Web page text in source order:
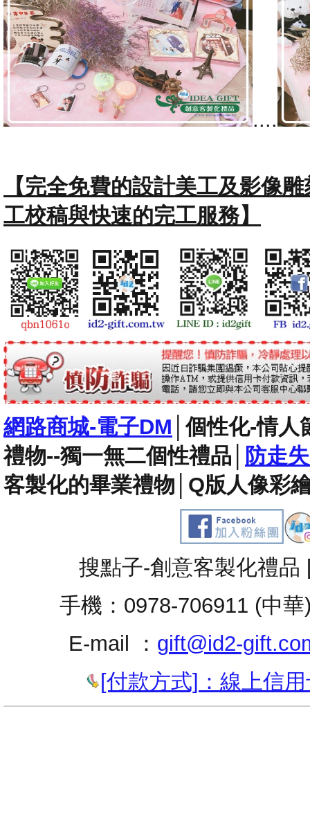
....
【完全免費的設計美工及影像
工校稿與快速的完工服務】
網路商城-電子DM │個性化-情人
禮物--獨一無二個性禮品
防走
客製化的畢業禮物 Q版人像彩
搜點子-創意客製化禮
手機：0978-706911 (中
E-mail ： gift@id2-
[付款方式]：線上信